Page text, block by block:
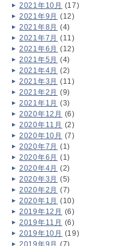
2021年10月 (17)
2021年9月 (12)
2021年8月 (4)
2021年7月 (11)
2021年6月 (12)
2021年5月 (4)
2021年4月 (2)
2021年3月 (11)
2021年2月 (9)
2021年1月 (3)
2020年12月 (6)
2020年11月 (2)
2020年10月 (7)
2020年7月 (1)
2020年6月 (1)
2020年4月 (2)
2020年3月 (5)
2020年2月 (7)
2020年1月 (10)
2019年12月 (6)
2019年11月 (6)
2019年10月 (19)